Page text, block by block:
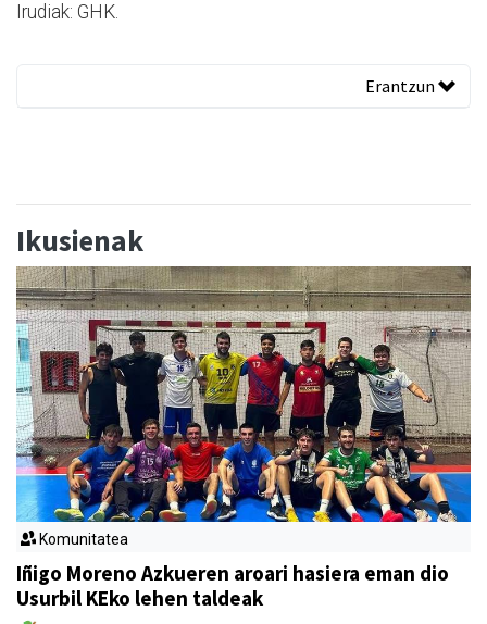
Irudiak: GHK.
Erantzun
Ikusienak
Komunitatea
Iñigo Moreno Azkueren aroari hasiera eman dio
Usurbil KEko lehen taldeak